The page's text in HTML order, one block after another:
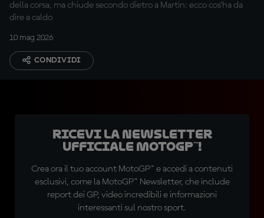
della corsa, ma chiude secondo dietro a Martin: ecco cos'ha da
dire a caldo
10 mag 2026
CONDIVIDI
Ricevi la newsletter
ufficiale MotoGP™!
Crea ora il tuo account MotoGP™ e accedi a contenuti
esclusivi, come la MotoGP™ Newsletter, che include
report dei GP, video incredibili e informazioni
interessanti sul nostro sport.